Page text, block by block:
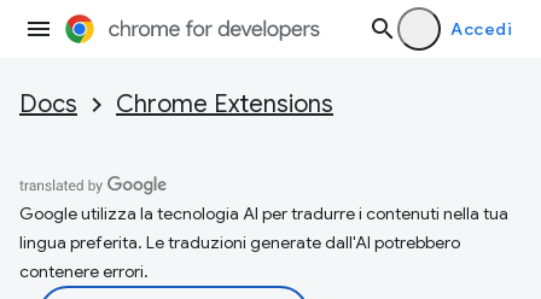
Accedi
Docs Chrome Extensions
Google utilizza la tecnologia AI per tradurre i contenuti nella tua
lingua preferita. Le traduzioni generate dall'AI potrebbero
contenere errori.